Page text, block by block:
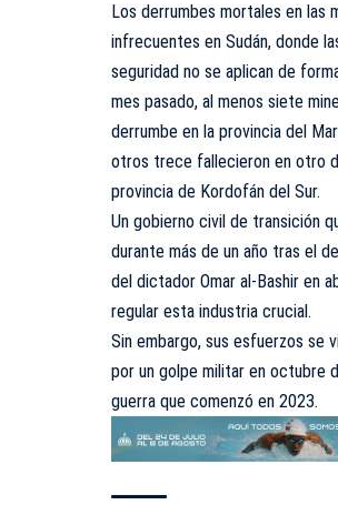
Los derrumbes mortales en las
infrecuentes en Sudán, donde
seguridad no se aplican de
mes pasado, al menos siete
derrumbe en la provincia del
otros trece fallecieron en otro
provincia de Kordofán del Sur.
Un gobierno civil de transición
durante más de un año tras el
del dictador Omar al-Bashir en
regular esta industria crucial.
Sin embargo, sus esfuerzos se
por un golpe militar en octubre
guerra que comenzó en 2023.